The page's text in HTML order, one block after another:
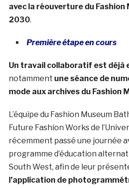
avec la réouverture du Fashion
2030.
Première étape en cours
Un travail collaboratif est déjà
notamment une séance de
mode aux archives du Fashion
L’équipe du Fashion Museum
Future Fashion Works de
récemment passé une journée
programme d’éducation
South West, afin de leur
l’application de